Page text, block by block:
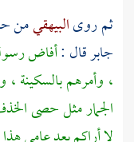
ثم روىالبيهقيمن
جابرقال :أفاض
، وأمرهم بالسكينة
الجمار مثل حصى